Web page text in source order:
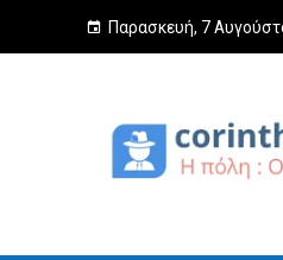
Παρασκευή, 7